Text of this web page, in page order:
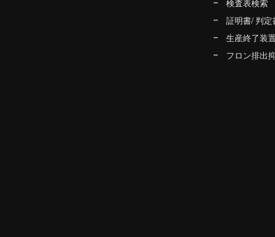
証明書/ 判定
生産終了装
フロン排出